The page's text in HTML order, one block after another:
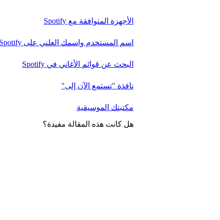
الأجهزة المتوافقة مع Spotify
اسم المستخدم واسمك العلني على Spotify
البحث عن قوائم الأغاني في Spotify
نافذة "تستمع الآن إلى"
مكتبتك الموسيقية
هل كانت هذه المقالة مفيدة؟